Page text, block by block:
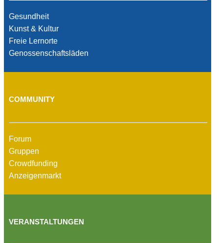
Gesundheit
Kunst & Kultur
Freie Lernorte
Genossenschaftsläden
COMMUNITY
Forum
Gruppen
Crowdfunding
Anzeigenmarkt
VERANSTALTUNGEN